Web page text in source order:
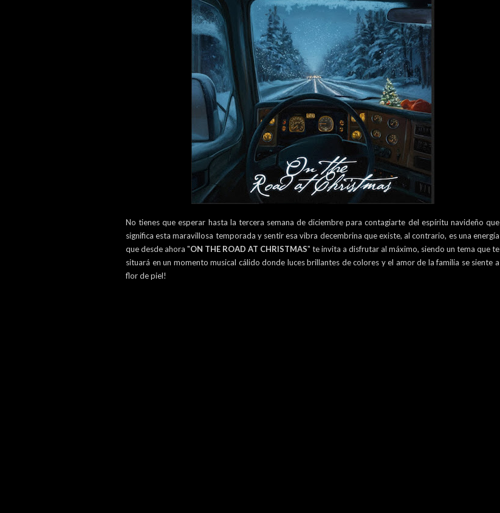
No tienes que esperar hasta la tercera semana de diciembre para contagiarte del espíritu navideño que
significa esta maravillosa temporada y sentir esa vibra decembrina que existe, al contrario, es una energía
que desde ahora "ON THE ROAD AT CHRISTMAS" te invita a disfrutar al máximo, siendo un tema que te
situará en un momento musical cálido donde luces brillantes de colores y el amor de la familia se siente a
flor de piel!